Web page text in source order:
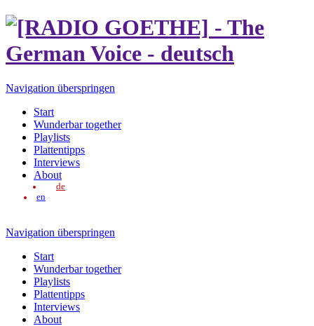
Navigation überspringen
Start
Wunderbar together
Playlists
Plattentipps
Interviews
About
de
en
Navigation überspringen
Start
Wunderbar together
Playlists
Plattentipps
Interviews
About